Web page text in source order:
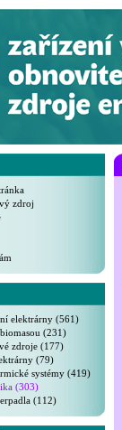
zdroj
elektrárny (561)
(231)
zdroje (177)
(79)
systémy (419)
(303)
(112)